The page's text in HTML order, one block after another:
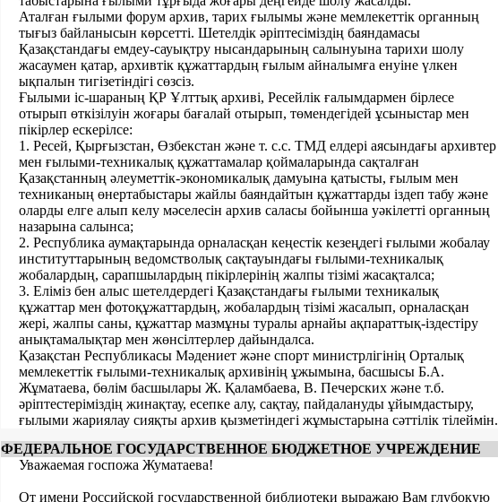
Аталған ғылыми форум архив, тарих ғылымы және мемлекеттік органның
тығыз байланысын көрсетті. Шетелдік әріптесіміздің баяндамасы
Қазақстандағы емдеу-сауықтру нысандарының салынуына тарихи шолу
жасаумен қатар, архивтік құжаттардың ғылым айналымға енуіне үлкен
ықпалын тигізетіндігі сөзсіз.
Ғылыми іс-шараның ҚР Ұлттық архиві, Ресейлік ғалымдармен бірлесе
отырып өткізілуін жоғары бағалай отырып, төмендегідей ұсыныстар мен
пікірлер ескерілсе:
1. Ресей, Қырғызстан, Өзбекстан және т. с.с. ТМД елдері аясындағы архивтер
мен ғылыми-техникалық құжаттамалар қоймаларында сақталған
Қазақстанның әлеуметтік-экономикалық дамуына қатысты, ғылым мен
техниканың өнертабыстары жайлы баяндайтын құжаттарды іздеп табу және
оларды елге алып келу мәселесін архив саласы бойынша уәкілетті органның
назарына салынса;
2. Республика аумақтарында орналасқан кеңестік кезеңдегі ғылыми жобалау
институттарының ведомстволық сақтауындағы ғылыми-техникалық
жобалардың, сарапшылардың пікірлерінің жалпы тізімі жасақталса;
3. Еліміз бен алыс шетелдердегі Қазақстандағы ғылыми техникалық
құжаттар мен фотоқұжаттардың, жобалардың тізімі жасалып, орналасқан
жері, жалпы саны, құжаттар мазмұны туралы арнайы ақпараттық-іздестіру
анықтамалықтар мен жөнсілтерлер дайындалса.
Қазақстан Республикасы Мәдениет және спорт министрлігінің Орталық
мемлекеттік ғылыми-техникалық архивінің ұжымына, басшысы Б.А.
Жұматаева, бөлім басшылары Ж. Қаламбаева, В. Печерских және т.б.
әріптестеріміздің жинақтау, есепке алу, сақтау, пайдалануды ұйымдастыру,
ғылыми жариялау сияқты архив қызметіндегі жұмыстарына сәттілік тілеймін.
ФЕДЕРАЛЬНОЕ ГОСУДАРСТВЕННОЕ БЮДЖЕТНОЕ УЧРЕЖДЕНИЕ
Уважаемая госпожа Жуматаева!
От имени Российской государственной библиотеки выражаю Вам глубокую